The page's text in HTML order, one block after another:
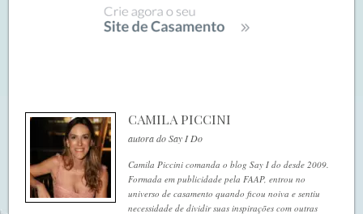
CAMILA PICCINI
autora do Say I Do
Camila Piccini comanda o blog Say I do desde 2009.
Formada em publicidade pela FAAP, entrou no
universo de casamento quando ficou noiva e sentiu
necessidade de dividir suas inspirações com outras